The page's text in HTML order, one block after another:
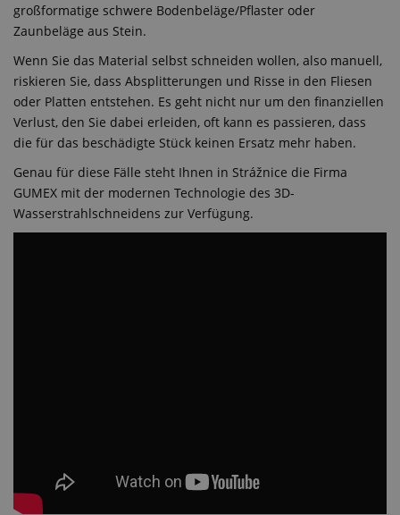
großformatige schwere Bodenbeläge/Pflaster oder
Zaunbeläge aus Stein.
Wenn Sie das Material selbst schneiden wollen, also manuell,
riskieren Sie, dass Absplitterungen und Risse in den Fliesen
oder Platten entstehen. Es geht nicht nur um den finanziellen
Verlust, den Sie dabei erleiden, oft kann es passieren, dass
die für das beschädigte Stück keinen Ersatz mehr haben.
Genau für diese Fälle steht Ihnen in Strážnice die Firma
GUMEX mit der modernen Technologie des 3D-
Wasserstrahlschneidens zur Verfügung.